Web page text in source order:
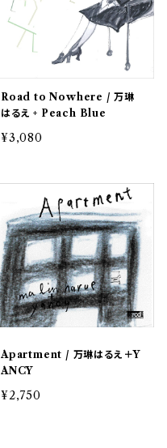
Road to Nowhere / 万琳
はるえ + Peach Blue
¥3,080
Apartment / 万琳はるえ＋Y
ANCY
¥2,750